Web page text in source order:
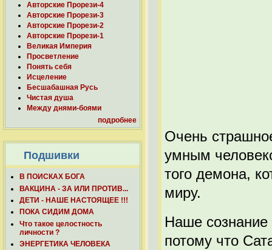
Авторские Прорези-4
Авторские Прорези-3
Авторские Прорези-2
Авторские Прорези-1
Великая Империя
Просветление
Понять себя
Исцеление
Бесшабашная Русь
Чистая душа
Между днями-боями
подробнее
Подшивки
В ПОИСКАХ БОГА
ВАКЦИНА - ЗА ИЛИ ПРОТИВ...
ДЕТИ - НАШЕ НАСТОЯЩЕЕ !!!
ПОКА СИДИМ ДОМА
Что такое целостность
личности ?
ЭНЕРГЕТИКА ЧЕЛОВЕКА
Очень
умным
того демона,
миру.
Наше сознание
потому что